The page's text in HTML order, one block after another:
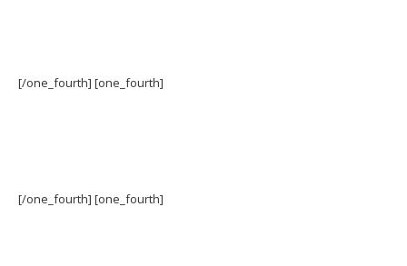
[/one_fourth] [one_fourth]
[/one_fourth] [one_fourth]